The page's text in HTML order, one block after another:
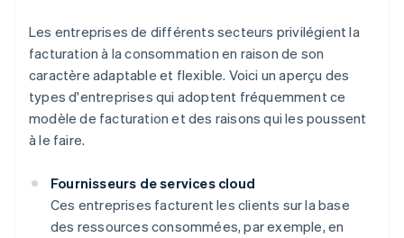
Les entreprises de différents secteurs privilégient la
facturation à la consommation en raison de son
caractère adaptable et flexible. Voici un aperçu des
types d'entreprises qui adoptent fréquemment ce
modèle de facturation et des raisons qui les poussent
à le faire.
Fournisseurs de services cloud
Ces entreprises facturent les clients sur la base
des ressources consommées, par exemple, en